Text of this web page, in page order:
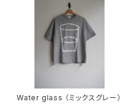
Water glass （ミックスグレー）